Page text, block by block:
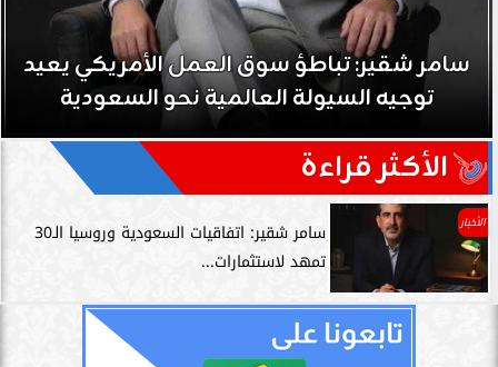
سامر شقير: تباطؤ سوق العمل الأمريكي يعيد
توجيه السيولة العالمية نحو السعودية
الأكثر قراءة
الأخبار
سامر شقير: اتفاقيات السعودية وروسيا الـ30
تمهد لاستثمارات...